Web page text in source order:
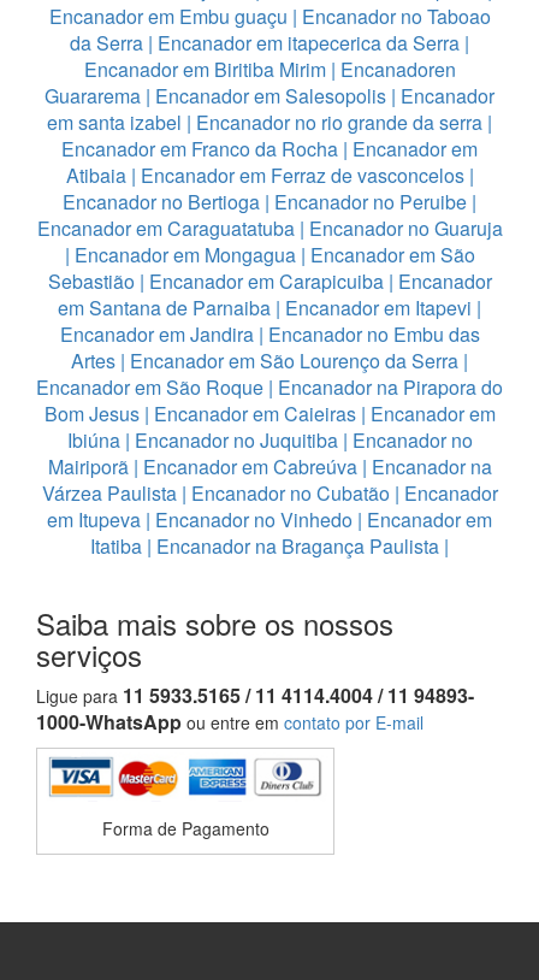
Encanador em Embu guaçu | Encanador no Taboao
da Serra | Encanador em itapecerica da Serra |
Encanador em Biritiba Mirim| Encanadoren
Guararema | Encanador em Salesopolis | Encanador
em santa izabel | Encanador no rio grande da serra |
Encanador em Franco da Rocha | Encanador em
Atibaia| Encanador em Ferraz de vasconcelos|
Encanador no Bertioga | Encanador no Peruibe |
Encanador em Caraguatatuba| Encanador no Guaruja
| Encanador em Mongagua| Encanador em São
Sebastião| Encanador em Carapicuiba| Encanador
em Santana de Parnaiba | Encanador em Itapevi |
Encanador em Jandira| Encanador no Embu das
Artes | Encanador em São Lourenço da Serra |
Encanador em São Roque | Encanador na Pirapora do
Bom Jesus| Encanador em Caieiras| Encanador em
Ibiúna| Encanador no Juquitiba| Encanador no
Mairiporã| Encanador em Cabreúva| Encanador na
Várzea Paulista| Encanador no Cubatão| Encanador
em Itupeva | Encanador no Vinhedo | Encanador em
Itatiba | Encanador na Bragança Paulista |
Saiba mais sobre os nossos
serviços
Ligue para 11 5933.5165 / 11 4114.4004 / 11 94893-
1000-WhatsApp ou entre em contato por E-mail
Forma de Pagamento